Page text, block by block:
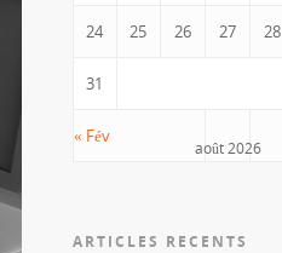
août 2026
« Fév
24 25 26 27 28
31
ARTICLES RECENTS